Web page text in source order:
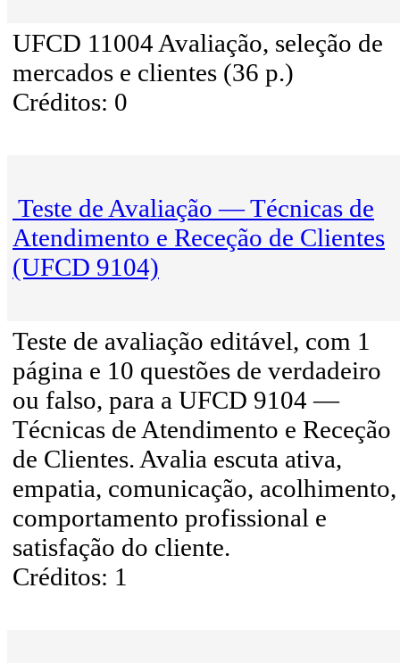
UFCD 11004 Avaliação, seleção de
mercados e clientes (36 p.)
Créditos: 0
Teste de Avaliação — Técnicas de
Atendimento e Receção de Clientes
(UFCD 9104)
Teste de avaliação editável, com 1
página e 10 questões de verdadeiro
ou falso, para a UFCD 9104 —
Técnicas de Atendimento e Receção
de Clientes. Avalia escuta ativa,
empatia, comunicação, acolhimento,
comportamento profissional e
satisfação do cliente.
Créditos: 1